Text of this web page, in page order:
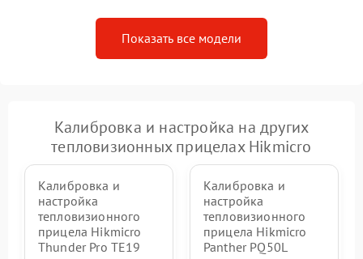
Показать все модели
Калибровка и настройка на других
тепловизионных прицелах Hikmicro
Калибровка и
настройка
тепловизионного
прицела Hikmicro
Thunder Pro TE19
Калибровка и
настройка
тепловизионного
прицела Hikmicro
Panther PQ50L